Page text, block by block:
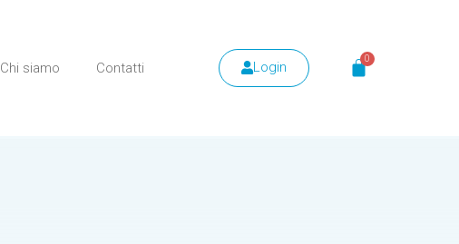
Chi siamo Contatti Login